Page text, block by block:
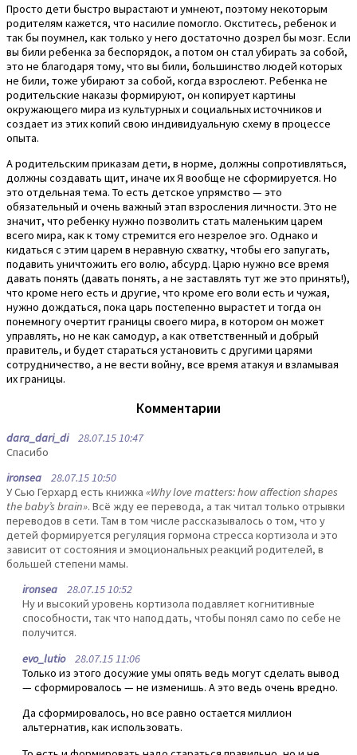
Просто дети быстро вырастают и умнеют, поэтому некоторым
родителям кажется, что насилие помогло. Окститесь, ребенок и
так бы поумнел, как только у него достаточно дозрел бы мозг. Если
вы били ребенка за беспорядок, а потом он стал убирать за собой,
это не благодаря тому, что вы били, большинство людей которых
не били, тоже убирают за собой, когда взрослеют. Ребенка не
родительские наказы формируют, он копирует картины
окружающего мира из культурных и социальных источников и
создает из этих копий свою индивидуальную схему в процессе
опыта.
А родительским приказам дети, в норме, должны сопротивляться,
должны создавать щит, иначе их Я вообще не сформируется. Но
это отдельная тема. То есть детское упрямство — это
обязательный и очень важный этап взросления личности. Это не
значит, что ребенку нужно позволить стать маленьким царем
всего мира, как к тому стремится его незрелое эго. Однако и
кидаться с этим царем в неравную схватку, чтобы его запугать,
подавить уничтожить его волю, абсурд. Царю нужно все время
давать понять (давать понять, а не заставлять тут же это принять!),
что кроме него есть и другие, что кроме его воли есть и чужая,
нужно дождаться, пока царь постепенно вырастет и тогда он
понемногу очертит границы своего мира, в котором он может
управлять, но не как самодур, а как ответственный и добрый
правитель, и будет стараться установить с другими царями
сотрудничество, а не вести войну, все время атакуя и взламывая
их границы.
Комментарии
dara_dari_di28.07.15 10:47
Спасибо
ironsea 28.07.15 10:50
У Сью Герхард есть книжка «Why love matters: how affection shapes
the baby’s brain». Всё жду ее перевода, а так читал только отрывки
переводов в сети. Там в том числе рассказывалось о том, что у
детей формируется регуляция гормона стресса кортизола и это
зависит от состояния и эмоциональных реакций родителей, в
большей степени мамы.
ironsea 28.07.15 10:52
Ну и высокий уровень кортизола подавляет когнитивные
способности, так что наподдать, чтобы понял само по себе не
получится.
evo_lutio28.07.15 11:06
Только из этого досужие умы опять ведь могут сделать вывод
— сформировалось — не изменишь. А это ведь очень вредно.
Да сформировалось, но все равно остается миллион
альтернатив, как использовать.